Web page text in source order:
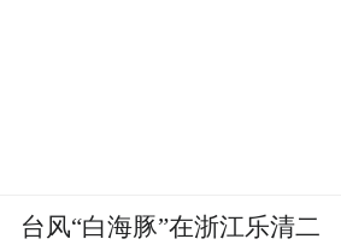
台风“白海豚”在浙江乐清二